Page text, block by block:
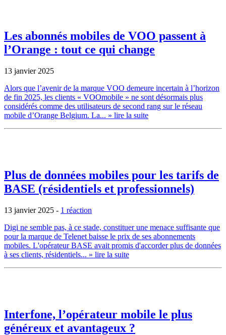
Les abonnés mobiles de VOO passent à
l’Orange : tout ce qui change
13 janvier 2025
Alors que l’avenir de la marque VOO demeure incertain à l’horizon
de fin 2025, les clients « VOOmobile » ne sont désormais plus
considérés comme des utilisateurs de second rang sur le réseau
mobile d’Orange Belgium. La... » lire la suite
Plus de données mobiles pour les tarifs de
BASE (résidentiels et professionnels)
13 janvier 2025 - 1 réaction
Digi ne semble pas, à ce stade, constituer une menace suffisante que
pour la marque de Telenet baisse le prix de ses abonnements
mobiles. L'opérateur BASE avait promis d'accorder plus de données
à ses clients, résidentiels... » lire la suite
Interfone, l’opérateur mobile le plus
généreux et avantageux ?